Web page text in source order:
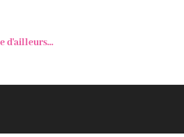
d'ailleurs...